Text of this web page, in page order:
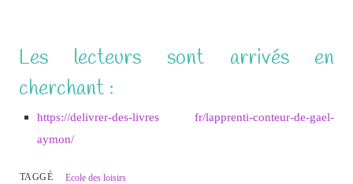
Les lecteurs sont arrivés en
cherchant :
https://delivrer-des-livres fr/lapprenti-conteur-de-gael-
aymon/
TAGGÉ Ecole des loisirs